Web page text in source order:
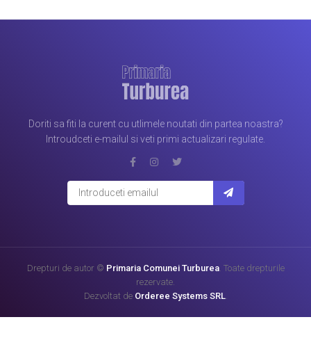
Doriti sa fiti la curent cu utlimele noutati din partea noastra?
Introudceti e-mailul si veti primi actualizari regulate.
Drepturi de autor © Primaria Comunei Turburea. Toate drepturile
rezervate.
Dezvoltat de Orderee Systems SRL.